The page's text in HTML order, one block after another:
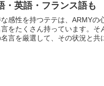
・英語・フランス語も
感性を持つテテは、ARMYの
をたくさん持っています。そ
言を厳選して、その状況と共